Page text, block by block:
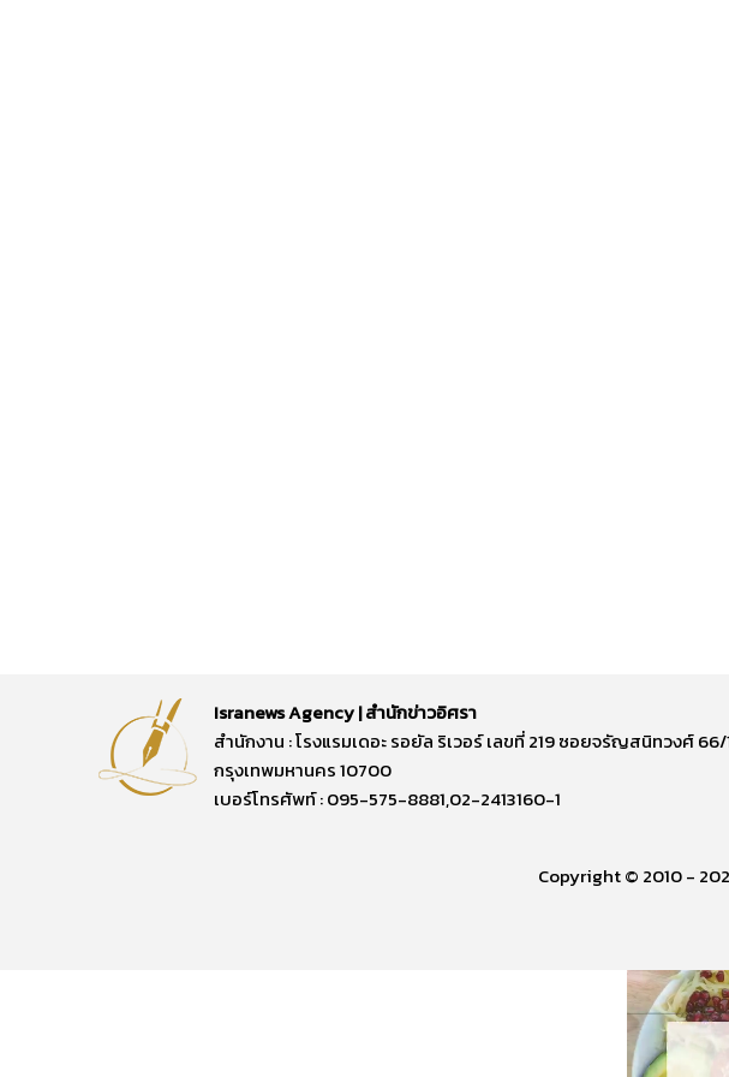
Isranews Agency | สำนักข่าวอิศรา
สำนักงาน : โรงแรมเดอะ รอยัล ริเวอร์ เลขที่ 219 ซอยจรัญสนิทวงศ์
กรุงเทพมหานคร 10700
เบอร์โทรศัพท์ : 095-575-8881,02-2413160-1
Copyright © 2010 -